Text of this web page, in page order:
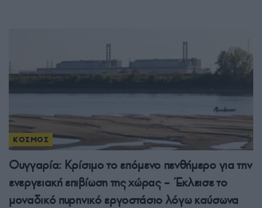
ΚΟΣΜΟΣ
Ουγγαρία: Κρίσιμο το επόμενο πενθήμερο για την
ενεργειακή επιβίωση της χώρας – Έκλεισε το
μοναδικό πυρηνικό εργοστάσιο λόγω καύσωνα